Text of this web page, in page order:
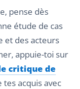
pense dès
étude de cas
et des acteurs
appuie-toi sur
critique de
tes acquis avec